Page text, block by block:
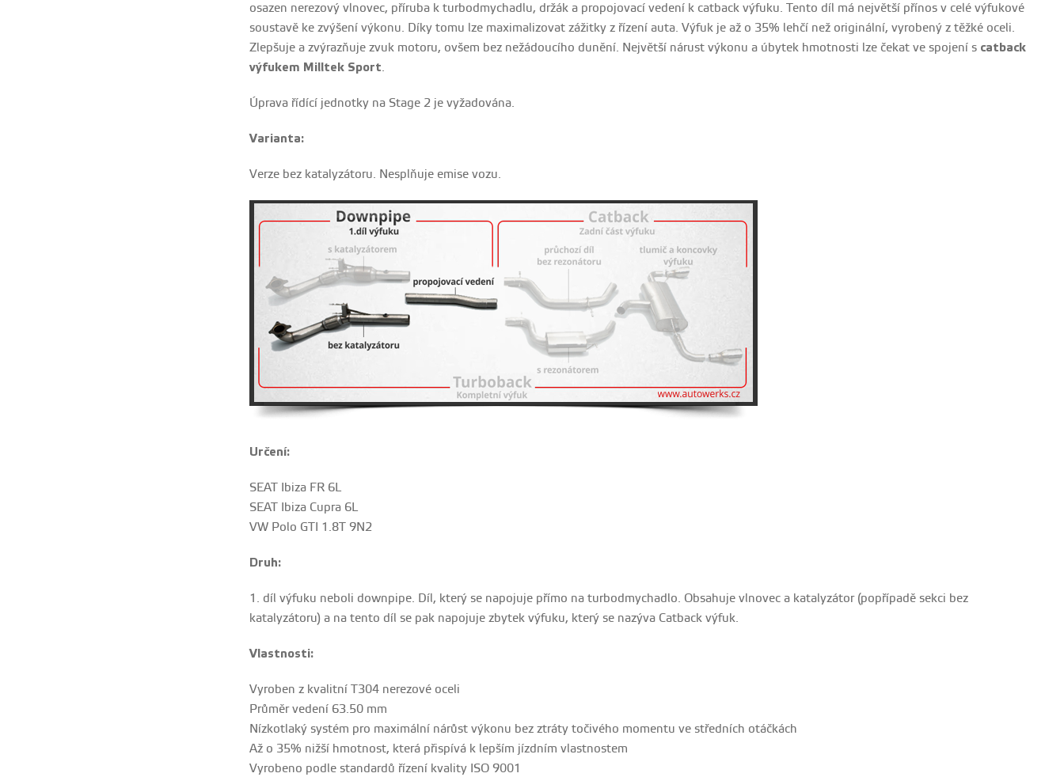
osazen nerezový vlnovec, příruba k turbodmychadlu, držák a propojovací vedení k catback výfuku. Tento díl má největší přínos v celé výfukové
soustavě ke zvýšení výkonu. Díky tomu lze maximalizovat zážitky z řízení auta. Výfuk je až o 35% lehčí než originální, vyrobený z těžké oceli.
Zlepšuje a zvýrazňuje zvuk motoru, ovšem bez nežádoucího dunění. Největší nárust výkonu a úbytek hmotnosti lze čekat ve spojení s catback
výfukem Milltek Sport.
Úprava řídící jednotky na Stage 2 je vyžadována.
Varianta:
Verze bez katalyzátoru. Nesplňuje emise vozu.
Určení:
SEAT Ibiza FR 6L
SEAT Ibiza Cupra 6L
VW Polo GTI 1.8T 9N2
Druh:
1. díl výfuku neboli downpipe. Díl, který se napojuje přímo na turbodmychadlo. Obsahuje vlnovec a katalyzátor (popřípadě sekci bez
katalyzátoru) a na tento díl se pak napojuje zbytek výfuku, který se nazýva Catback výfuk.
Vlastnosti:
Vyroben z kvalitní T304 nerezové oceli
Průměr vedení 63.50 mm
Nízkotlaký systém pro maximální nárůst výkonu bez ztráty točivého momentu ve středních otáčkách
Až o 35% nižší hmotnost, která přispívá k lepším jízdním vlastnostem
Vyrobeno podle standardů řízení kvality ISO 9001